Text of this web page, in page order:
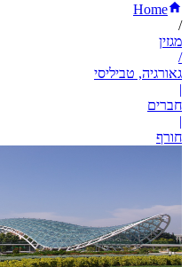
Home
/
מגזין
/
גאורגיה, טביליסי
|
חברים
|
חורף